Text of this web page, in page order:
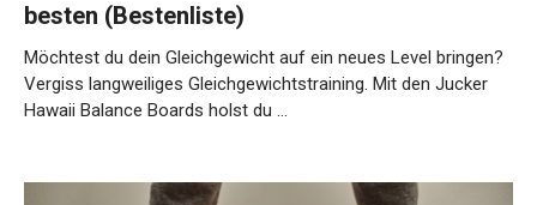
besten (Bestenliste)
Möchtest du dein Gleichgewicht auf ein neues Level bringen?
Vergiss langweiliges Gleichgewichtstraining. Mit den Jucker
Hawaii Balance Boards holst du …